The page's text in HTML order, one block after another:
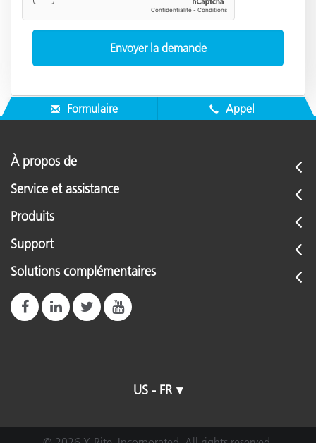
Formulaire Appel
À propos de
Service et assistance
Produits
Support
Solutions complémentaires
US - FR